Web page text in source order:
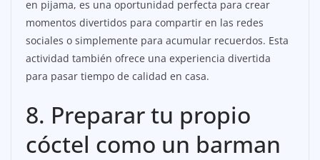
en pijama, es una oportunidad perfecta para crear
momentos divertidos para compartir en las redes
sociales o simplemente para acumular recuerdos. Esta
actividad también ofrece una experiencia divertida
para pasar tiempo de calidad en casa.
8. Preparar tu propio
cóctel como un barman